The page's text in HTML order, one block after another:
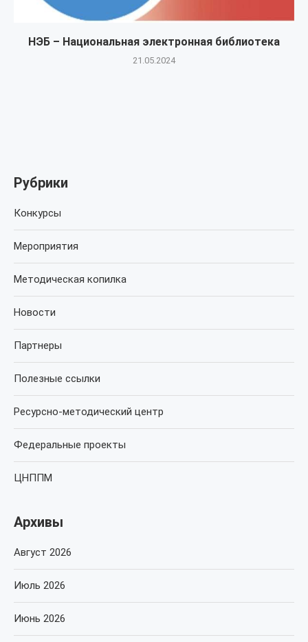
НЭБ – Национальная электронная библиотека
21.05.2024
Рубрики
Конкурсы
Мероприятия
Методическая копилка
Новости
Партнеры
Полезные ссылки
Ресурсно-методический центр
Федеральные проекты
ЦНППМ
Архивы
Август 2026
Июль 2026
Июнь 2026